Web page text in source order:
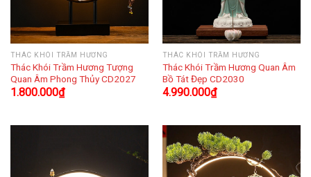
THÁC KHÓI TRẦM HƯƠNG
Thác Khói Trầm Hương Tượng
Quan Âm Phong Thủy CD2027
1.800.000₫
THÁC KHÓI TRẦM HƯƠNG
Thác Khói Trầm Hương Quan Âm
Bồ Tát Đẹp CD2030
4.990.000₫